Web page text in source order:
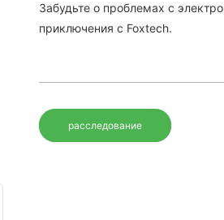
Забудьте о проблемах с
приключения с Foxtech.
расследование